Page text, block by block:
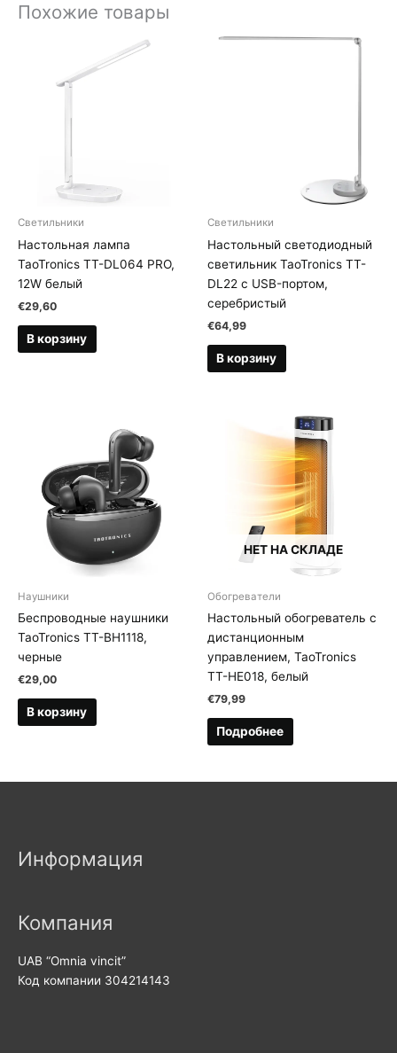
Похожие товары
Светильники
Настольная лампа
TaoTronics TT-DL064 PRO,
12W белый
€29,60
В корзину
Светильники
Настольный светодиодный
светильник TaoTronics TT-
DL22 с USB-портом,
серебристый
€64,99
В корзину
Наушники
Беспроводные наушники
TaoTronics TT-BH1118,
черные
€29,00
В корзину
НЕТ НА СКЛАДЕ
Обогреватели
Настольный обогреватель с
дистанционным
управлением, TaoTronics
TT-HE018, белый
€79,99
Подробнее
Информация
Компания
UAB “Omnia vincit”
Код компании 304214143